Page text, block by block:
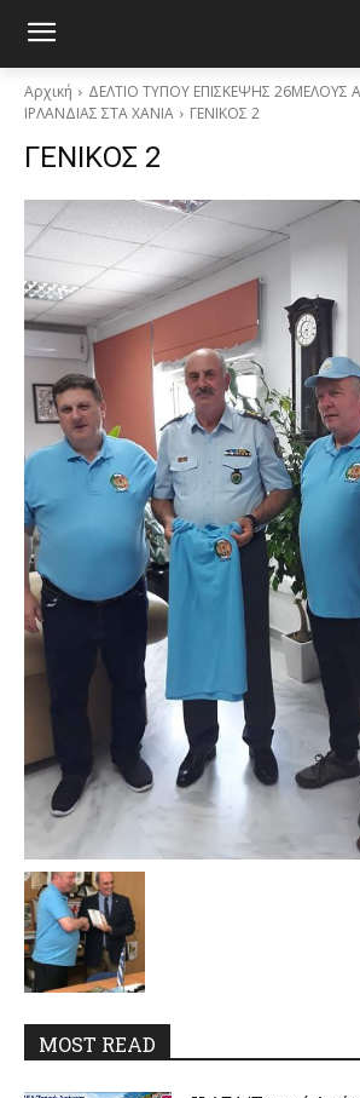
Αρχική
ΔΕΛΤΙΟ ΤΥΠΟΥ ΕΠΙΣΚΕΨΗΣ 26ΜΕΛΟΥΣ
ΙΡΛΑΝΔΙΑΣ ΣΤΑ ΧΑΝΙΑ
ΓΕΝΙΚΟΣ 2
ΓΕΝΙΚΟΣ 2
MOST READ